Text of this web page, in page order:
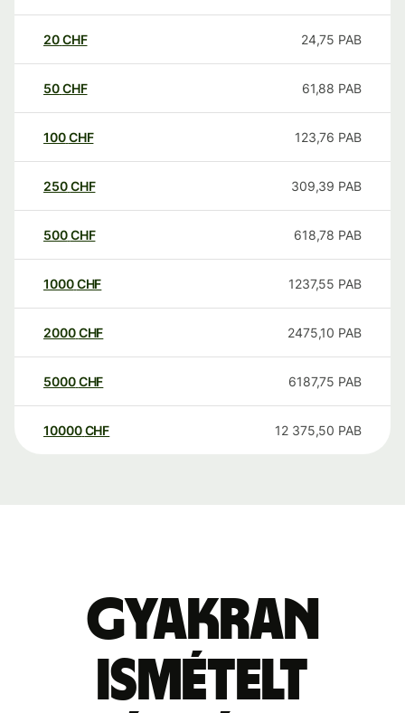
20CHF 24,75 PAB
50CHF 61,88 PAB
100CHF 123,76 PAB
250CHF 309,39 PAB
500CHF 618,78 PAB
1000CHF 1237,55 PAB
2000CHF 2475,10 PAB
5000CHF 6187,75 PAB
10000 CHF 12 375,50 PAB
Gyakran
ismételt